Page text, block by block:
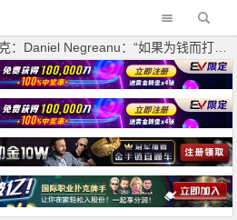
Negreanu：“如果为钱而打牌，那么你会感到空虚”